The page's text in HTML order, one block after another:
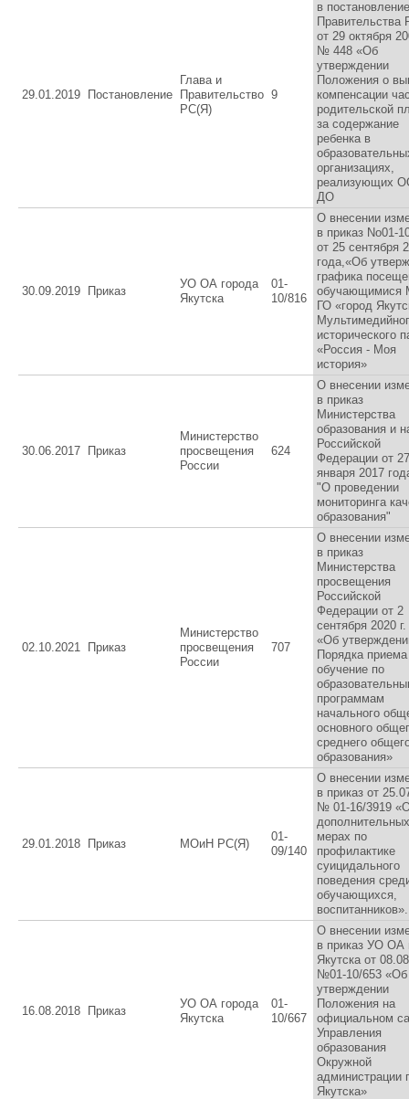
29.01.2019 Постановление
Глава и
Правительство
РС(Я)
9
в постановление
Правительства
от 29 октября
№ 448 «Об
утверждении
Положения о
компенсации
родительской
за содержание
ребенка в
организациях,
реализующих
ДО
30.09.2019 Приказ
УО ОА города
Якутска
01-
10/816
О внесении
в приказ No01-
от 25 сентября
года,«Об
графика
обучающимися
ГО «город
исторического
«Россия - Моя
история»
30.06.2017 Приказ
Министерство
просвещения
России
624
О внесении
в приказ
Министерства
образования и
Российской
Федерации от 27
января 2017
"О проведении
мониторинга
образования"
02.10.2021 Приказ
Министерство
просвещения
России
707
О внесении
в приказ
Министерства
просвещения
Российской
Федерации от 2
сентября 2020
«Об
Порядка
обучение по
программам
начального
основного
среднего
образования»
29.01.2018 Приказ МОиН РС(Я)
01-
09/140
О внесении
в приказ от
№ 01-16/3919
дополнительных
мерах по
профилактике
суицидального
поведения
обучающихся,
воспитанников».
16.08.2018 Приказ
УО ОА города
Якутска
01-
10/667
О внесении
в приказ УО ОА
Якутска от
№01-10/653 «Об
утверждении
Положения на
официальном
Управления
образования
Окружной
администрации
Якутска»